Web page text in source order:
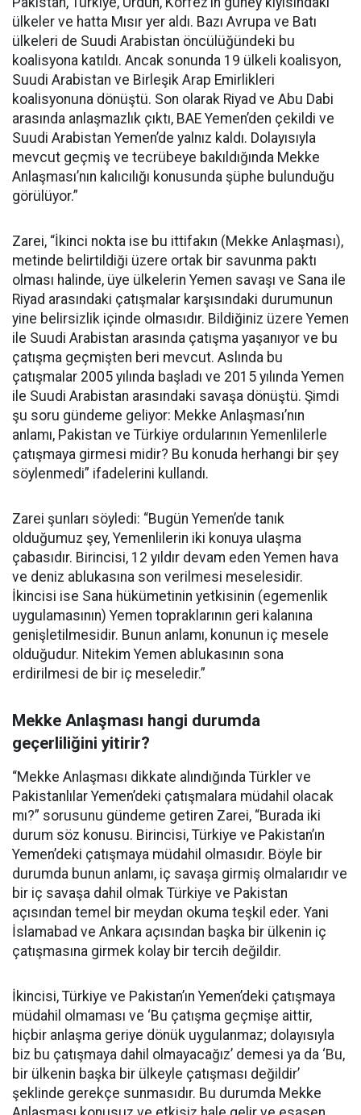
ülkeler ve hatta Mısır yer aldı. Bazı Avrupa ve Batı
ülkeleri de Suudi Arabistan öncülüğündeki bu
koalisyona katıldı. Ancak sonunda 19 ülkeli koalisyon,
Suudi Arabistan ve Birleşik Arap Emirlikleri
koalisyonuna dönüştü. Son olarak Riyad ve Abu Dabi
arasında anlaşmazlık çıktı, BAE Yemen’den çekildi ve
Suudi Arabistan Yemen’de yalnız kaldı. Dolayısıyla
mevcut geçmiş ve tecrübeye bakıldığında Mekke
Anlaşması’nın kalıcılığı konusunda şüphe bulunduğu
görülüyor.”
Zarei, “İkinci nokta ise bu ittifakın (Mekke Anlaşması),
metinde belirtildiği üzere ortak bir savunma paktı
olması halinde, üye ülkelerin Yemen savaşı ve Sana ile
Riyad arasındaki çatışmalar karşısındaki durumunun
yine belirsizlik içinde olmasıdır. Bildiğiniz üzere Yemen
ile Suudi Arabistan arasında çatışma yaşanıyor ve bu
çatışma geçmişten beri mevcut. Aslında bu
çatışmalar 2005 yılında başladı ve 2015 yılında Yemen
ile Suudi Arabistan arasındaki savaşa dönüştü. Şimdi
şu soru gündeme geliyor: Mekke Anlaşması’nın
anlamı, Pakistan ve Türkiye ordularının Yemenlilerle
çatışmaya girmesi midir? Bu konuda herhangi bir şey
söylenmedi” ifadelerini kullandı.
Zarei şunları söyledi: “Bugün Yemen’de tanık
olduğumuz şey, Yemenlilerin iki konuya ulaşma
çabasıdır. Birincisi, 12 yıldır devam eden Yemen hava
ve deniz ablukasına son verilmesi meselesidir.
İkincisi ise Sana hükümetinin yetkisinin (egemenlik
uygulamasının) Yemen topraklarının geri kalanına
genişletilmesidir. Bunun anlamı, konunun iç mesele
olduğudur. Nitekim Yemen ablukasının sona
erdirilmesi de bir iç meseledir.”
Mekke Anlaşması hangi durumda
geçerliliğini yitirir?
“Mekke Anlaşması dikkate alındığında Türkler ve
Pakistanlılar Yemen’deki çatışmalara müdahil olacak
mı?” sorusunu gündeme getiren Zarei, “Burada iki
durum söz konusu. Birincisi, Türkiye ve Pakistan’ın
Yemen’deki çatışmaya müdahil olmasıdır. Böyle bir
durumda bunun anlamı, iç savaşa girmiş olmalarıdır ve
bir iç savaşa dahil olmak Türkiye ve Pakistan
açısından temel bir meydan okuma teşkil eder. Yani
İslamabad ve Ankara açısından başka bir ülkenin iç
çatışmasına girmek kolay bir tercih değildir.
İkincisi, Türkiye ve Pakistan’ın Yemen’deki çatışmaya
müdahil olmaması ve ‘Bu çatışma geçmişe aittir,
hiçbir anlaşma geriye dönük uygulanmaz; dolayısıyla
biz bu çatışmaya dahil olmayacağız’ demesi ya da ‘Bu,
bir ülkenin başka bir ülkeyle çatışması değildir’
şeklinde gerekçe sunmasıdır. Bu durumda Mekke